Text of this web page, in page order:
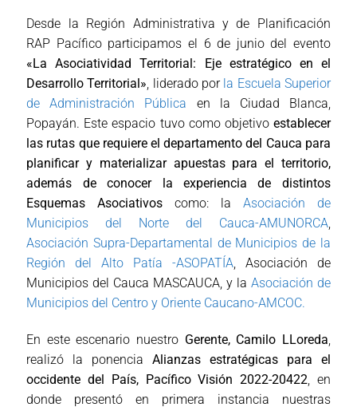
Desde la Región Administrativa y de Planificación
RAP Pacífico participamos el 6 de junio del evento
«La Asociatividad Territorial: Eje estratégico en el
Desarrollo Territorial», liderado por la Escuela Superior
de Administración Pública en la Ciudad Blanca,
Popayán. Este espacio tuvo como objetivo establecer
las rutas que requiere el departamento del Cauca para
planificar y materializar apuestas para el territorio,
además de conocer la experiencia de distintos
Esquemas Asociativos como: la Asociación de
Municipios del Norte del Cauca-AMUNORCA,
Asociación Supra-Departamental de Municipios de la
Región del Alto Patía -ASOPATÍA, Asociación de
Municipios del Cauca MASCAUCA, y la Asociación de
Municipios del Centro y Oriente Caucano-AMCOC.
En este escenario nuestro Gerente, Camilo LLoreda,
realizó la ponencia Alianzas estratégicas para el
occidente del País, Pacífico Visión 2022-20422, en
donde presentó en primera instancia nuestras